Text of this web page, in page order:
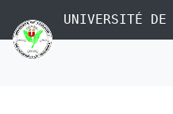
UNIVERSITÉ